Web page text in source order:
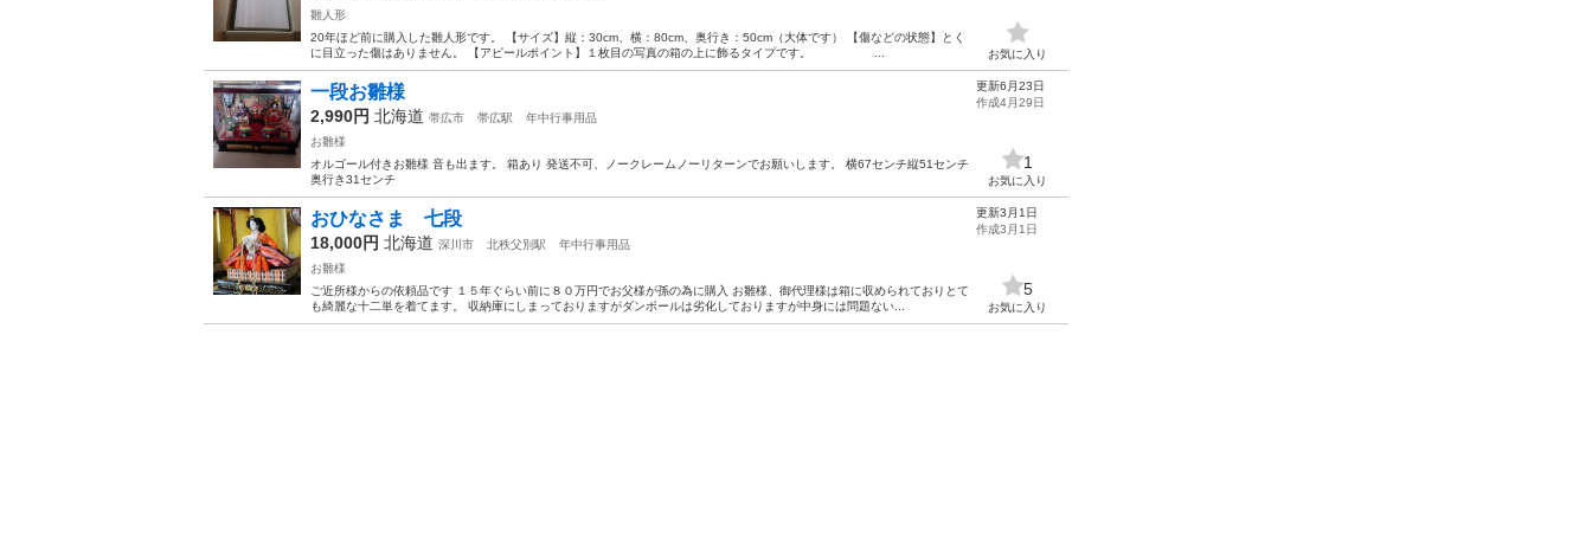
雛人形
20年ほど前に購入した雛人形です。 【サイズ】縦：30cm、横：80cm、奥行き：50cm（大体です） 【傷などの状態】とく
に目立った傷はありません。 【アピールポイント】１枚目の写真の箱の上に飾るタイプです。 ...
お気に入り
一段お雛様
2,990円 北海道 帯広市 帯広駅
年中行事用品
お雛様
オルゴール付きお雛様 音も出ます。 箱あり 発送不可、ノークレームノーリターンでお願いします。 横67センチ縦51センチ
奥行き31センチ
更新6月23日
作成4月29日
1
お気に入り
おひなさま 七段
18,000円 北海道 深川市 北秩父別駅
年中行事用品
お雛様
ご近所様からの依頼品です １５年ぐらい前に８０万円でお父様が孫の為に購入 お雛様、御代理様は箱に収められておりとて
も綺麗な十二単を着てます。 収納庫にしまっておりますがダンボールは劣化しておりますが中身には問題ない...
更新3月1日
作成3月1日
5
お気に入り